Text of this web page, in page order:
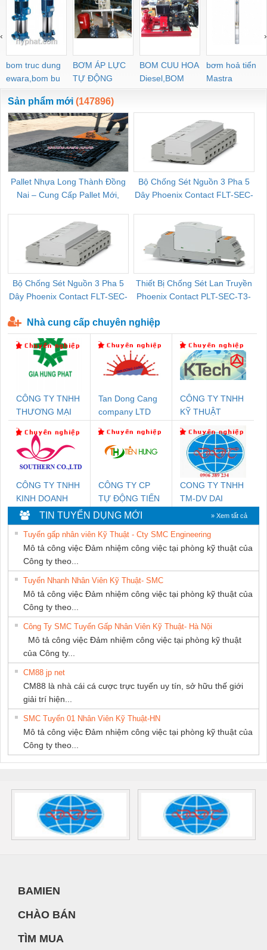
bom truc dung
ewara,bom bu
ewara
BƠM ÁP LỰC
TỰ ĐỘNG
BOM CUU HOA
Diesel,BOM
CHUA CHAY
bơm hoả tiển
Mastra
‹ ›
Sản phẩm mới (147896)
Pallet Nhựa Long Thành Đồng
Nai – Cung Cấp Pallet Mới,
Bộ Chống Sét Nguồn 3 Pha 5
Dây Phoenix Contact FLT-SEC-
Bộ Chống Sét Nguồn 3 Pha 5
Dây Phoenix Contact FLT-SEC-
Thiết Bị Chống Sét Lan Truyền
Phoenix Contact PLT-SEC-T3-
Nhà cung cấp chuyên nghiệp
CÔNG TY TNHH
THƯƠNG MẠI
THUẬT ĐIỆN CƠ
GIA HƯNG PHÁT
Tan Dong Cang
company LTD
CÔNG TY TNHH
KỸ THUẬT
NAM
CÔNG TY TNHH
KINH DOANH
DỊCH VỤ XNK
PHƯƠNG NAM
CÔNG TY CP
TỰ ĐỘNG TIẾN
HƯNG
CONG TY TNHH
TM-DV DAI
DONG THANH
TIN TUYỂN DỤNG MỚI » Xem tất cả
Tuyển gấp nhân viên Kỹ Thuật - Cty SMC Engineering
Mô tả công việc Đảm nhiệm công việc tại phòng kỹ thuật của
Công ty theo...
Tuyển Nhanh Nhân Viên Kỹ Thuật- SMC
Mô tả công việc Đảm nhiệm công việc tại phòng kỹ thuật của
Công ty theo...
Công Ty SMC Tuyển Gấp Nhân Viên Kỹ Thuật- Hà Nội
Mô tả công việc Đảm nhiệm công việc tại phòng kỹ thuật
của Công ty...
CM88 jp net
CM88 là nhà cái cá cược trực tuyến uy tín, sở hữu thế giới
giải trí hiện...
SMC Tuyển 01 Nhân Viên Kỹ Thuật-HN
Mô tả công việc Đảm nhiệm công việc tại phòng kỹ thuật của
Công ty theo...
BAMIEN
CHÀO BÁN
TÌM MUA